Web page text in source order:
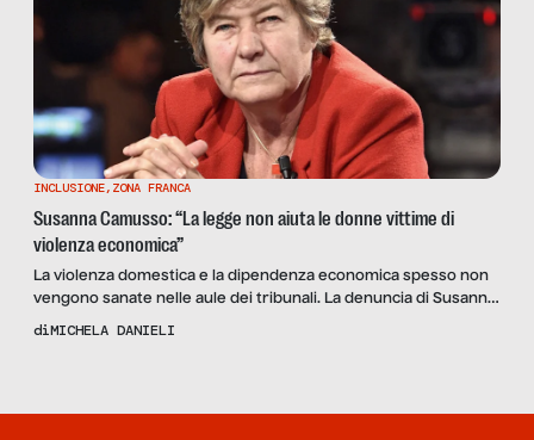
INCLUSIONE, ZONA FRANCA
Susanna Camusso: “La legge non aiuta le donne vittime di
violenza economica”
La violenza domestica e la dipendenza economica spesso non
vengono sanate nelle aule dei tribunali. La denuncia di Susanna
Camusso a SenzaFiltro e l’esperienza di una vittima che non
diMICHELA DANIELI